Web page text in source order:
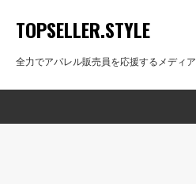
TOPSELLER.STYLE
全力でアパレル販売員を応援するメディア